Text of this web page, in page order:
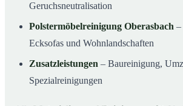
Geruchsneutralisation
Polstermöbelreinigung Oberasbach –
Ecksofas und Wohnlandschaften
Zusatzleistungen – Baureinigung,
Spezialreinigungen